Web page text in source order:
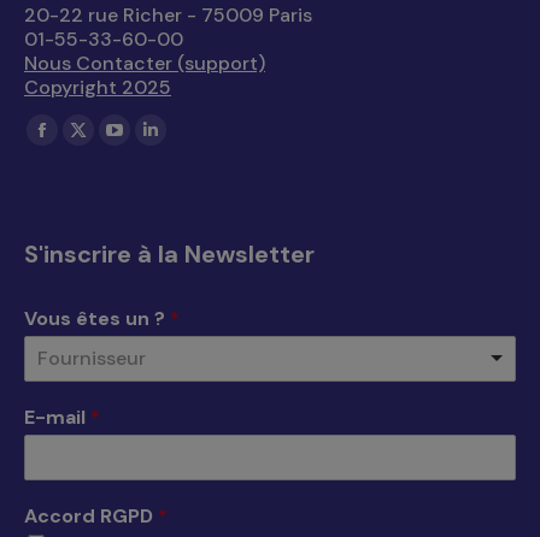
20-22 rue Richer - 75009 Paris
01-55-33-60-00
Nous Contacter (support)
Copyright 2025
Trouvez nous sur :
La
dans
nouvelle
fenêtre
La
dans
nouvelle
fenêtre
La
dans
nouvelle
fenêtre
La
dans
nouvelle
S'inscrire à la Newsletter
Vous êtes un ? *
Fournisseur
E-mail *
Accord RGPD *